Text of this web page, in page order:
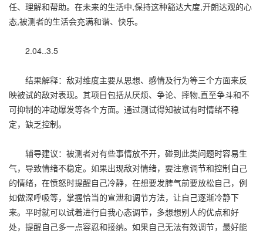
任、理解和帮助。在未来的生活中,保持这种豁达大度,开朗达观的心
态,被测者的生活会充满和谐、快乐。
2.04..3.5
结果解释：敌对维度主要从思想、感情及行为等三个方面来反
映被试的敌对表现。其项目包括从厌烦、争论、摔物,直至争斗和不
可抑制的冲动爆发等各个方面。通过测试得知被试有时情绪不稳
定，缺乏控制。
辅导建议：被测者对有些事情放不开，碰到此类问题时容易生
气，导致情绪不稳定。如果出现敌对情绪，要注意调节和控制自己
的情绪，在愤怒时提醒自己冷静，在想要发脾气前要放松自己，例
如做深呼吸等，掌握恰当的宣泄和调节方法，让自己逐渐冷静下
来。平时就可以试着进行自我心态调节，多想想别人的优点和好
处，提醒自己多一点容忍和接纳。如果自己无法有效调节，最好能